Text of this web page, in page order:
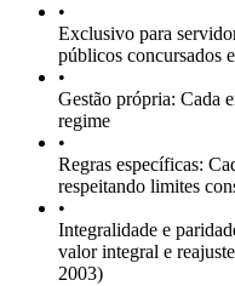
•
Exclusivo para
públicos concursados
•
Gestão própria: Cada
regime
•
Regras específicas:
respeitando limites
•
Integralidade e
valor integral e
2003)